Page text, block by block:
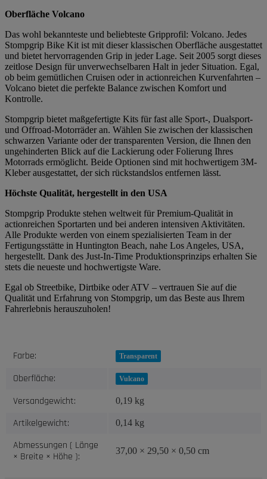
Oberfläche Volcano
Das wohl bekannteste und beliebteste Gripprofil: Volcano. Jedes
Stompgrip Bike Kit ist mit dieser klassischen Oberfläche ausgestattet
und bietet hervorragenden Grip in jeder Lage. Seit 2005 sorgt dieses
zeitlose Design für unverwechselbaren Halt in jeder Situation. Egal,
ob beim gemütlichen Cruisen oder in actionreichen Kurvenfahrten –
Volcano bietet die perfekte Balance zwischen Komfort und
Kontrolle.
Stompgrip bietet maßgefertigte Kits für fast alle Sport-, Dualsport-
und Offroad-Motorräder an. Wählen Sie zwischen der klassischen
schwarzen Variante oder der transparenten Version, die Ihnen den
ungehinderten Blick auf die Lackierung oder Folierung Ihres
Motorrads ermöglicht. Beide Optionen sind mit hochwertigem 3M-
Kleber ausgestattet, der sich rückstandslos entfernen lässt.
Höchste Qualität, hergestellt in den USA
Stompgrip Produkte stehen weltweit für Premium-Qualität in
actionreichen Sportarten und bei anderen intensiven Aktivitäten.
Alle Produkte werden von einem spezialisierten Team in der
Fertigungsstätte in Huntington Beach, nahe Los Angeles, USA,
hergestellt. Dank des Just-In-Time Produktionsprinzips erhalten Sie
stets die neueste und hochwertigste Ware.
Egal ob Streetbike, Dirtbike oder ATV – vertrauen Sie auf die
Qualität und Erfahrung von Stompgrip, um das Beste aus Ihrem
Fahrerlebnis herauszuholen!
Produkteigenschaft
Wert
Farbe: Transparent
Oberfläche: Vulcano
Versandgewicht: 0,19 kg
Artikelgewicht: 0,14 kg
Abmessungen ( Länge
× Breite × Höhe ):
37,00 × 29,50 × 0,50 cm